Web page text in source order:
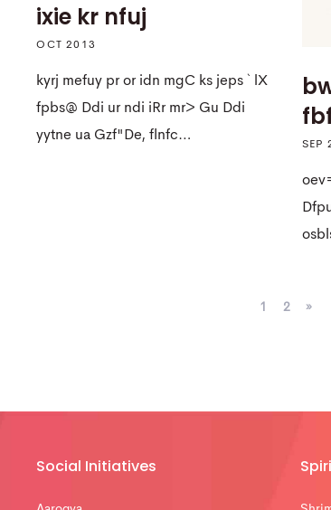
ixie kr nfuj
OCT 2013
kyrj mefuy pr or idn mgC ks jeps ` lX
fpbs@ Ddi ur ndi iRr mr> Gu Ddi
yytne ua Gzf"De, flnfc…
SEP
1 2 »
Social Initiatives